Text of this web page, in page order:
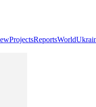
ProjectsReportsWorld